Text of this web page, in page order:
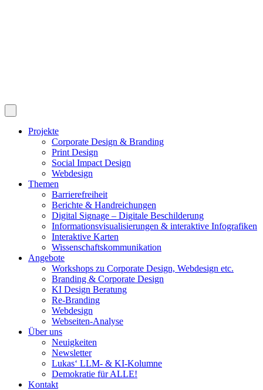
Projekte
Corporate Design & Branding
Print Design
Social Impact Design
Webdesign
Themen
Barrierefreiheit
Berichte & Handreichungen
Digital Signage – Digitale Beschilderung
Informationsvisualisierungen & interaktive Infografiken
Interaktive Karten
Wissenschaftskommunikation
Angebote
Workshops zu Corporate Design, Webdesign etc.
Branding & Corporate Design
KI Design Beratung
Re-Branding
Webdesign
Webseiten-Analyse
Über uns
Neuigkeiten
Newsletter
Lukas‘ LLM- & KI-Kolumne
Demokratie für ALLE!
Kontakt